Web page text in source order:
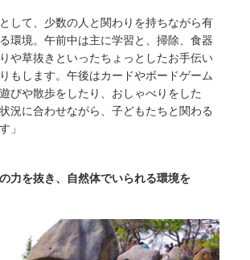
として、少数の人と関わりを持ちながら有
環境。午前中は主に学習と、掃除、食器
や草抜きといったちょっとしたお手伝い
もします。午後はカードやボードゲーム
びや散歩をしたり、おしゃべりをした
況に合わせながら、子どもたちと関わる
」
力を抜き、自然体でいられる環境を